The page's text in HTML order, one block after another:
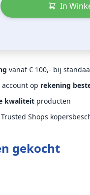
In
vanaf € 100,- bij
account op rekening
kwaliteit producten
Trusted Shops
gekocht